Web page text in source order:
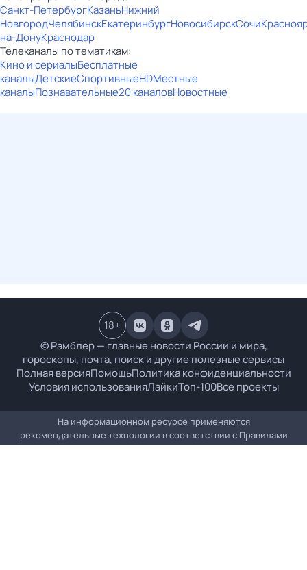
Санкт-ПетербургКазаньНижний
НовгородЧелябинскЕкатеринбургНовосибирскСочи
на-ДонуКраснодар
Телеканалы по тематикам:
Кино и сериалыБесплатные
каналыДетскиеСпортивныеHDМестные
каналыПознавательные20 каналовНовостные
© Рамблер — главные новости России и мира,
гороскопы, почта, поиск и другие полезные сервисы
Полная версияПомощьПолитика конфиденциальности
Условия использованияЛайкиТоп-100Все проекты
18+
На информационном ресурсе применяются
рекомендательные технологии в соответствии с Правилами